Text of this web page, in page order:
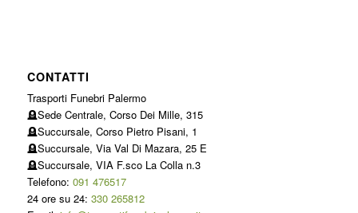
CONTATTI
Trasporti Funebri Palermo
🪦Sede Centrale, Corso Dei Mille, 315
🪦Succursale, Corso Pietro Pisani, 1
🪦Succursale, Via Val Di Mazara, 25 E
🪦Succursale, VIA F.sco La Colla n.3
Telefono: 091 476517
24 ore su 24: 330 265812